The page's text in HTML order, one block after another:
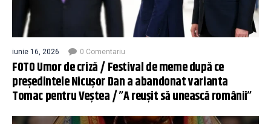
iunie 16, 2026 0 Comentariu
FOTO Umor de criză / Festival de meme după ce
președintele Nicușor Dan a abandonat varianta
Tomac pentru Veștea / ”A reușit să unească românii”